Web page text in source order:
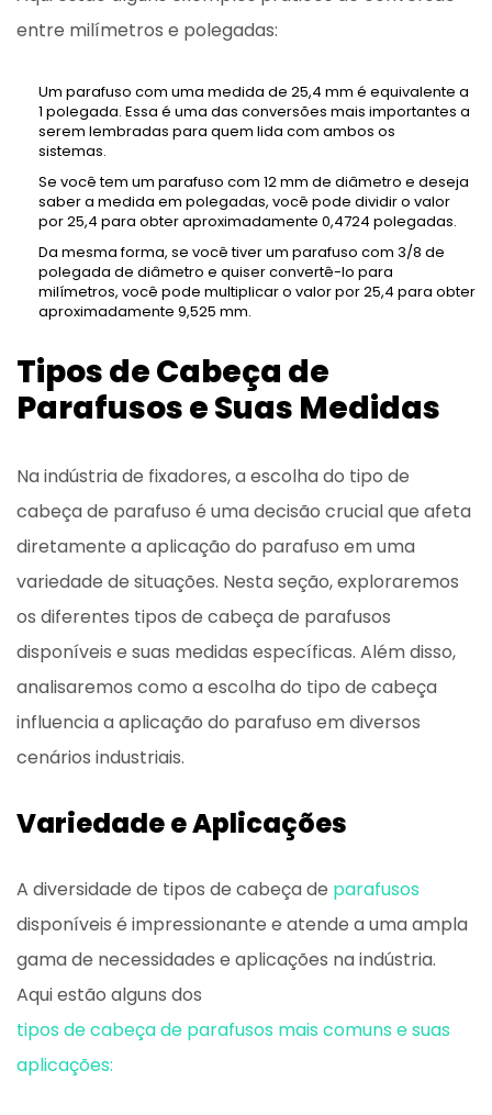
entre milímetros e polegadas:
Um parafuso com uma medida de 25,4 mm é equivalente a
1 polegada. Essa é uma das conversões mais importantes a
serem lembradas para quem lida com ambos os
sistemas.
Se você tem um parafuso com 12 mm de diâmetro e deseja
saber a medida em polegadas, você pode dividir o valor
por 25,4 para obter aproximadamente 0,4724 polegadas.
Da mesma forma, se você tiver um parafuso com 3/8 de
polegada de diâmetro e quiser convertê-lo para
milímetros, você pode multiplicar o valor por 25,4 para obter
aproximadamente 9,525 mm.
Tipos de Cabeça de
Parafusos e Suas Medidas
Na indústria de fixadores, a escolha do tipo de
cabeça de parafuso é uma decisão crucial que afeta
diretamente a aplicação do parafuso em uma
variedade de situações. Nesta seção, exploraremos
os diferentes tipos de cabeça de parafusos
disponíveis e suas medidas específicas. Além disso,
analisaremos como a escolha do tipo de cabeça
influencia a aplicação do parafuso em diversos
cenários industriais.
Variedade e Aplicações
A diversidade de tipos de cabeça de parafusos
disponíveis é impressionante e atende a uma ampla
gama de necessidades e aplicações na indústria.
Aqui estão alguns dos
tipos de cabeça de parafusos mais comuns e suas
aplicações: